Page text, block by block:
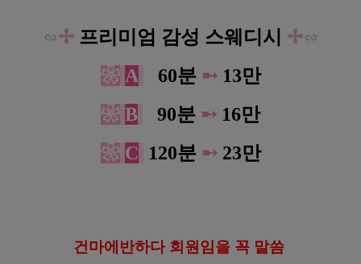
∽✢ 프리미엄 감성 스웨디시 ✢∽
❀ A 60분 ➸ 13만
❀ B 90분 ➸ 16만
❀ C 120분 ➸ 23만
건마에반하다 회원임을 꼭 말씀